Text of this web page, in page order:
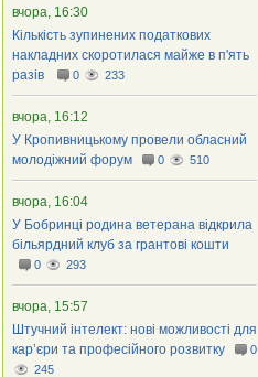
вчора, 16:30
Кількість зупинених податкових
накладних скоротилася майже в п'ять
разів
0 233
вчора, 16:12
У Кропивницькому провели обласний
молодіжний форум
0 510
вчора, 16:04
У Бобринці родина ветерана відкрила
більярдний клуб за грантові кошти
0 293
вчора, 15:57
Штучний інтелект: нові можливості для
кар’єри та професійного розвитку
0
245